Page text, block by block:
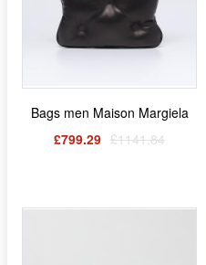
Bags men Maison Margiela
£799.29 £1141.84